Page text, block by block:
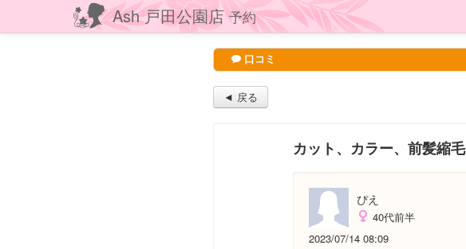
Ash 戸田公園店予約
口コミ
◄ 戻る
カット、カラー、前髪縮毛
ぴえ
40代前半
2023/07/14 08:09